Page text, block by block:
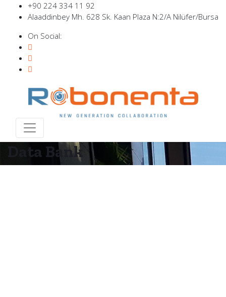
+90 224 334 11 92
Alaaddinbey Mh. 628 Sk. Kaan Plaza N:2/A Nilüfer/Bursa
On Social:
Data Bank